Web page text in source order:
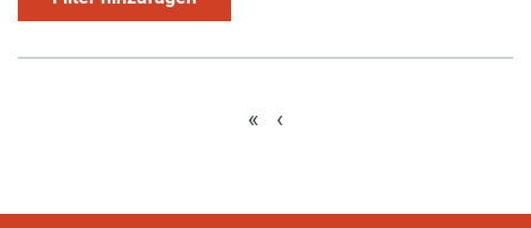
« ‹